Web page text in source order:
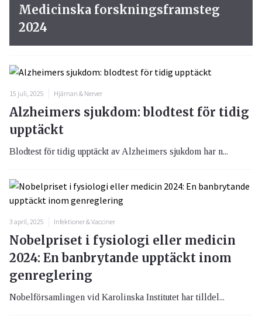
15 juli, 2025 Hjärnan & Nerver
Alzheimers sjukdom: blodtest för tidig
upptäckt
Blodtest för tidig upptäckt av Alzheimers sjukdom har n...
3 april, 2025 Infektioner & Vacciner
Nobelpriset i fysiologi eller medicin
2024: En banbrytande upptäckt inom
genreglering
Nobelförsamlingen vid Karolinska Institutet har tilldel...
Medicinska forskningsframsteg
2024